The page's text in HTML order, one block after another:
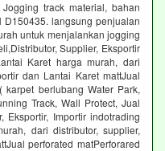
track material, bahan
D150435. langsung penjualan
untuk menjalankan jogging
Supplier, Eksportir
Karet harga murah, dari
dan Lantai Karet mattJual
karpet berlubang Water Park,
Track, Wall Protect, Jual
Eksportir, Importir indotrading
dari distributor, supplier,
perforated matPerforared